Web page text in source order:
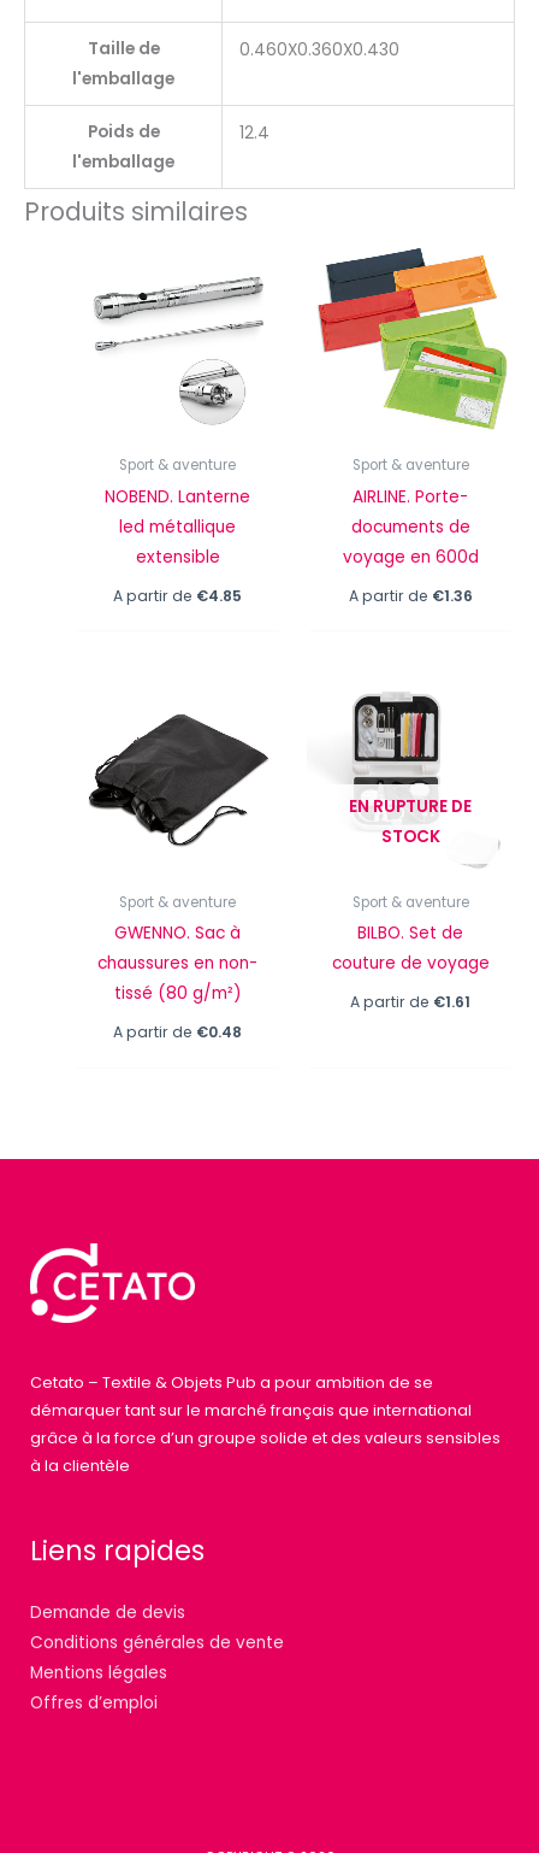
Taille de
l'emballage
0.460X0.360X0.430
Poids de
l'emballage
12.4
Produits similaires
Sport & aventure
NOBEND. Lanterne
led métallique
extensible
A partir de €4.85
Sport & aventure
AIRLINE. Porte-
documents de
voyage en 600d
A partir de €1.36
Sport & aventure
GWENNO. Sac à
chaussures en non-
tissé (80 g/m²)
A partir de €0.48
EN RUPTURE DE
STOCK
Sport & aventure
BILBO. Set de
couture de voyage
A partir de €1.61
Cetato – Textile & Objets Pub a pour ambition de se
démarquer tant sur le marché français que international
grâce à la force d’un groupe solide et des valeurs sensibles
à la clientèle
Liens rapides
Demande de devis
Conditions générales de vente
Mentions légales
Offres d’emploi